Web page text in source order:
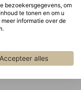
bezoekersgegevens, om
te tonen en om u
informatie over de
Accepteer alles